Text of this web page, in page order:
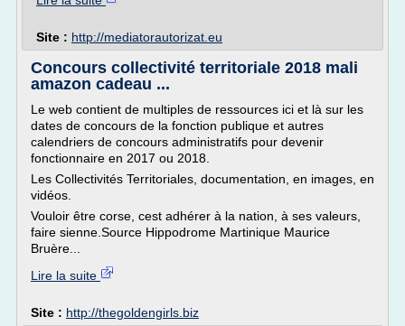
Site : http://mediatorautorizat.eu
Concours collectivité territoriale 2018 mali
amazon cadeau ...
Le web contient de multiples de ressources ici et là sur les
dates de concours de la fonction publique et autres
calendriers de concours administratifs pour devenir
fonctionnaire en 2017 ou 2018.
Les Collectivités Territoriales, documentation, en images, en
vidéos.
Vouloir être corse, cest adhérer à la nation, à ses valeurs,
faire sienne.Source Hippodrome Martinique Maurice
Bruère...
Lire la suite
Site : http://thegoldengirls.biz